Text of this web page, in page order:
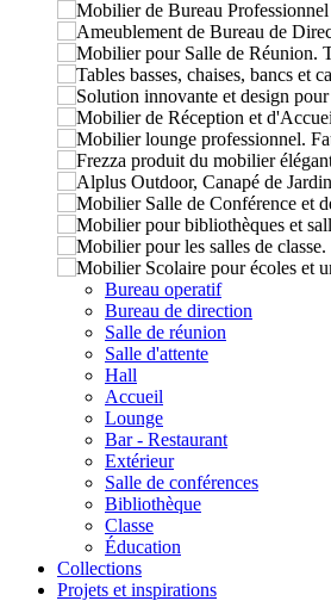
Bureau operatif
Bureau de direction
Salle de réunion
Salle d'attente
Hall
Accueil
Lounge
Bar - Restaurant
Extérieur
Salle de conférences
Bibliothèque
Classe
Éducation
Collections
Projets et inspirations